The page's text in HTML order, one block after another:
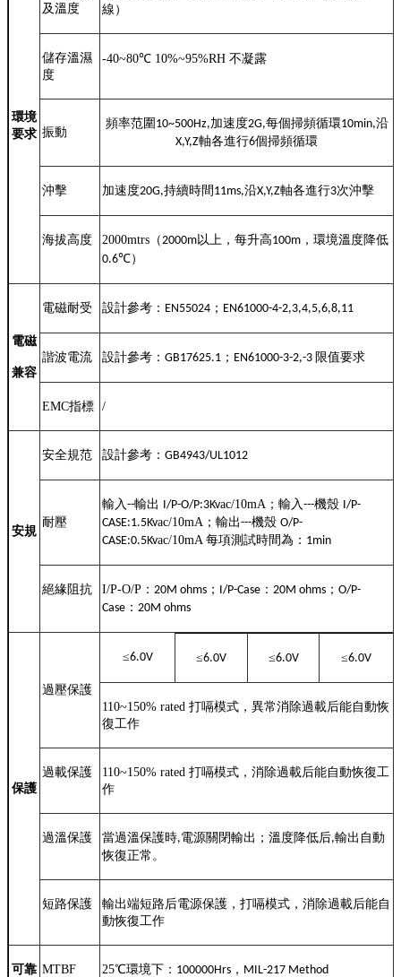
環境
要求
及溫度
線）
儲存溫濕
度
-40~80℃ 10%~95%RH 不凝露
振動
頻率范圍 10~500Hz,加速度2G,每個掃頻循環10min,沿
X,Y,Z軸各進行6個掃頻循環
沖擊 加速度20G,持續時間 11ms,沿X,Y,Z軸各進行3次沖擊
海拔高度 2000mtrs （2000m以上，每升高100m ，環境溫度降低
0.6℃）
電磁
兼容
電磁耐受 設計參考： EN55024 ； EN61000-4-2,3,4,5,6,8,11
諧波電流 設計參考： GB17625.1 ； EN61000-3-2,-3 限值要求
EMC指標 /
安規
安全規范 設計參考： GB4943/UL1012
耐壓
輸入 --輸出 I/P-O/P:3Kvac/10mA ；輸入 ---機殼 I/P-
CASE:1.5Kvac/10mA ；輸出---機殼 O/P-
CASE:0.5Kvac/10mA 每項測試時間為： 1min
絕緣阻抗 I/P-O/P ： 20M ohms ； I/P-Case ： 20M ohms ； O/P-
Case ： 20M ohms
保護
過壓保護
≤6.0V ≤6.0V ≤6.0V ≤6.0V
110~150% rated 打嗝模式，異常消除過載后能自動恢
復工作
過載保護 110~150% rated 打嗝模式，消除過載后能自動恢復工
作
過溫保護 當過溫保護時,電源關閉輸出；溫度降低后,輸出自動
恢復正常。
短路保護
輸出端短路后電源保護，打嗝模式，消除過載后能自
動恢復工作
可靠 MTBF 25℃環境下： 100000Hrs ， MIL-217 Method